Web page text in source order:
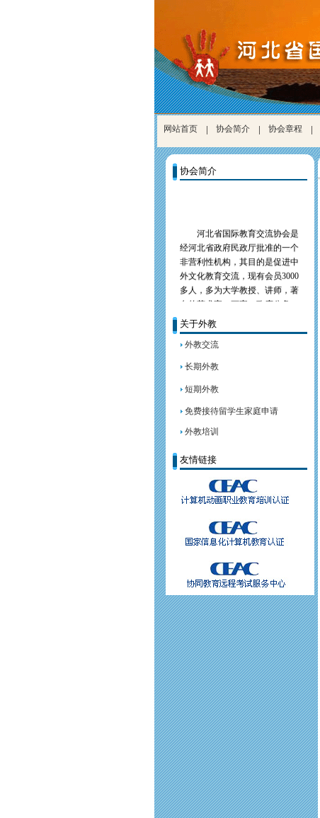
网站首页 | 协会简介 | 协会章程 |
协会简介
河北省国际教育交流协会是
经河北省政府民政厅批准的一个
非营利性机构，其目的是促进中
外文化教育交流，现有会员3000
多人，多为大学教授、讲师，著
名的艺术家、画家，政府公务
协会机构主要包括：国际交
流中心、科研开发中心、文化艺
五个部门。国际交流中心主要进
流和各种英语、汉语培训；科研
开发中心主要进行国内先进项目
技术、先进成果的引进及与国外
进行新项目的合作开发；文化艺
术中心主要进行书法、绘画、篆
刻等艺术作品的学习交流；信息
技术中心主要进行信息技术教育
息技术项目、软件的合作与交
流。
育交流》内刊，用于交流英语等
外国语的教育教学。
关于外教
外教交流
长期外教
短期外教
免费接待留学生家庭申请
外教培训
友情链接